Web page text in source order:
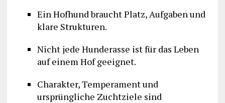
Ein Hofhund braucht Platz, Aufgaben und
klare Strukturen.
Nicht jede Hunderasse ist für das Leben
auf einem Hof geeignet.
Charakter, Temperament und
ursprüngliche Zuchtziele sind